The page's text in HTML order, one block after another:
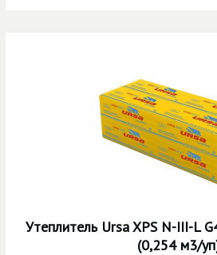
Утеплитель Ursa XPS N-III-L
(0,254 м3/